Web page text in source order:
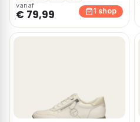
vanaf
€ 79,99 1 shop